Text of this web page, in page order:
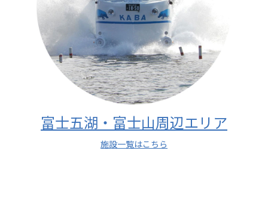
富士五湖・富士山周辺エリア
施設一覧はこちら